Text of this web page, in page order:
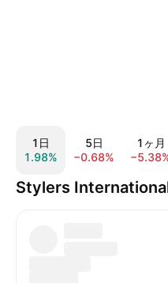
1日
1.98%
5日
−0.68%
1ヶ月
Stylers